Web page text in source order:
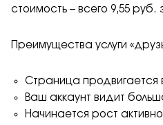
стоимость – всего 9,55 руб.
Преимущества услуги
Страница продвигается
Ваш аккаунт видит
Начинается рост